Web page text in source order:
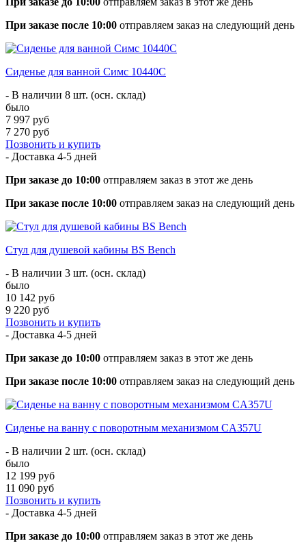
При заказе после 10:00 отправляем заказ на следующий день
Сиденье для ванной Симс 10440C
- В наличии 8 шт. (осн. склад)
было
7 997 руб
7 270 руб
Позвонить и купить
- Доставка 4-5 дней
При заказе до 10:00 отправляем заказ в этот же день
При заказе после 10:00 отправляем заказ на следующий день
Стул для душевой кабины BS Bench
- В наличии 3 шт. (осн. склад)
было
10 142 руб
9 220 руб
Позвонить и купить
- Доставка 4-5 дней
При заказе до 10:00 отправляем заказ в этот же день
При заказе после 10:00 отправляем заказ на следующий день
Сиденье на ванну с поворотным механизмом CA357U
- В наличии 2 шт. (осн. склад)
было
12 199 руб
11 090 руб
Позвонить и купить
- Доставка 4-5 дней
При заказе до 10:00 отправляем заказ в этот же день